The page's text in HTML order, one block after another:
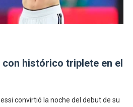
histórico triplete en el
convirtió la noche del debut de su